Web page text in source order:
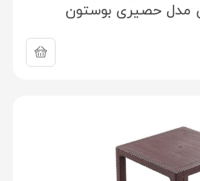
مدل حصیری بوستون